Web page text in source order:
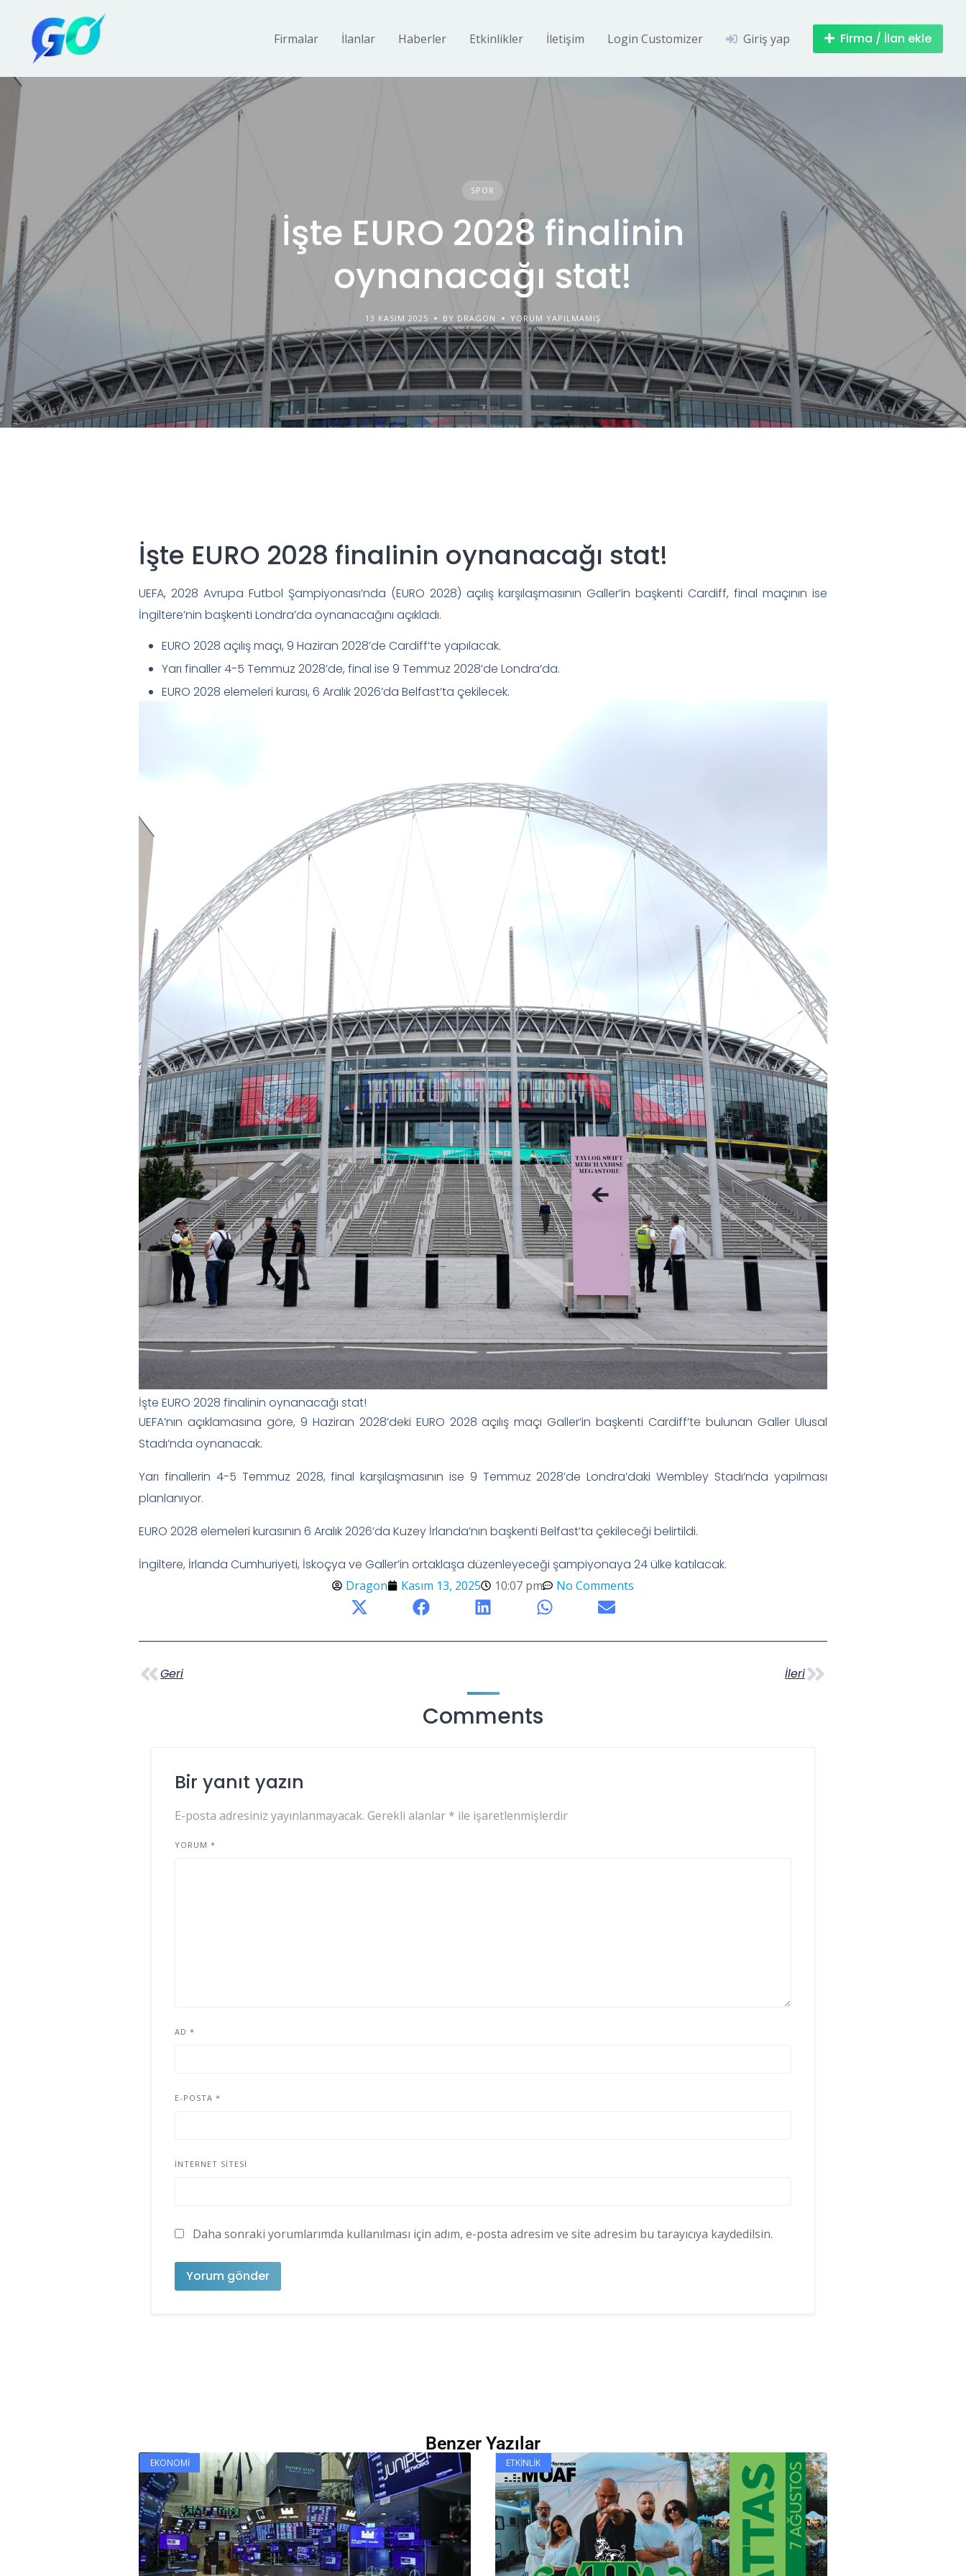
Firmalar İlanlar Haberler Etkinlikler İletişim Login Customizer Giriş yap Firma / İlan ekle
SPOR
İşte EURO 2028 finalinin
oynanacağı stat!
13 KASIM 2025 BY DRAGON YORUM YAPILMAMIŞ
İşte EURO 2028 finalinin oynanacağı stat!
UEFA, 2028 Avrupa Futbol Şampiyonası’nda (EURO 2028) açılış karşılaşmasının Galler’in başkenti Cardiff, final maçının ise
İngiltere’nin başkenti Londra’da oynanacağını açıkladı.
EURO 2028 açılış maçı, 9 Haziran 2028’de Cardiff’te yapılacak.
Yarı finaller 4-5 Temmuz 2028’de, final ise 9 Temmuz 2028’de Londra’da.
EURO 2028 elemeleri kurası, 6 Aralık 2026’da Belfast’ta çekilecek.
İşte EURO 2028 finalinin oynanacağı stat!
UEFA’nın açıklamasına göre, 9 Haziran 2028’deki EURO 2028 açılış maçı Galler’in başkenti Cardiff’te bulunan Galler Ulusal
Stadı’nda oynanacak.
Yarı finallerin 4-5 Temmuz 2028, final karşılaşmasının ise 9 Temmuz 2028’de Londra’daki Wembley Stadı’nda yapılması
planlanıyor.
EURO 2028 elemeleri kurasının 6 Aralık 2026’da Kuzey İrlanda’nın başkenti Belfast’ta çekileceği belirtildi.
İngiltere, İrlanda Cumhuriyeti, İskoçya ve Galler’in ortaklaşa düzenleyeceği şampiyonaya 24 ülke katılacak.
Dragon Kasım 13, 2025 10:07 pm No Comments
Geri İleri
Comments
Bir yanıt yazın
E-posta adresiniz yayınlanmayacak. Gerekli alanlar * ile işaretlenmişlerdir
YORUM *
AD *
E-POSTA *
İNTERNET SITESI
Daha sonraki yorumlarımda kullanılması için adım, e-posta adresim ve site adresim bu tarayıcıya kaydedilsin.
Benzer Yazılar
EKONOMI ETKINLIK